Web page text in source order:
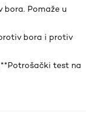
bora. Pomaže u
bora i protiv
test na